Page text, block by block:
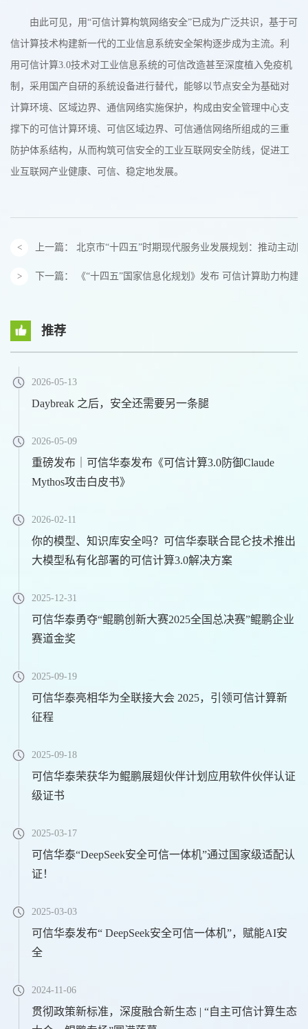
由此可见，用“可信计算构筑网络安全”已成为广泛共识，基于可
信计算技术构建新一代的工业信息系统安全架构逐步成为主流。利
用可信计算3.0技术对工业信息系统的可信改造甚至深度植入免疫机
制，采用国产自研的系统设备进行替代，能够以节点安全为基础对
计算环境、区域边界、通信网络实施保护，构成由安全管理中心支
撑下的可信计算环境、可信区域边界、可信通信网络所组成的三重
防护体系结构，从而构筑可信安全的工业互联网安全防线，促进工
业互联网产业健康、可信、稳定地发展。
上一篇： 北京市“十四五”时期现代服务业发展规划：推动主动
下一篇： 《“十四五”国家信息化规划》发布 可信计算助力构建
推荐
2026-05-13
Daybreak 之后，安全还需要另一条腿
2026-05-09
重磅发布｜可信华泰发布《可信计算3.0防御Claude
Mythos攻击白皮书》
2026-02-11
你的模型、知识库安全吗？可信华泰联合昆仑技术推出
大模型私有化部署的可信计算3.0解决方案
2025-12-31
可信华泰勇夺“鲲鹏创新大赛2025全国总决赛”鲲鹏企业
赛道金奖
2025-09-19
可信华泰亮相华为全联接大会 2025，引领可信计算新
征程
2025-09-18
可信华泰荣获华为鲲鹏展翅伙伴计划应用软件伙伴认证
级证书
2025-03-17
可信华泰“DeepSeek安全可信一体机”通过国家级适配认
证！
2025-03-03
可信华泰发布“ DeepSeek安全可信一体机”，赋能AI安
全
2024-11-06
贯彻政策新标准，深度融合新生态 | “自主可信计算生态